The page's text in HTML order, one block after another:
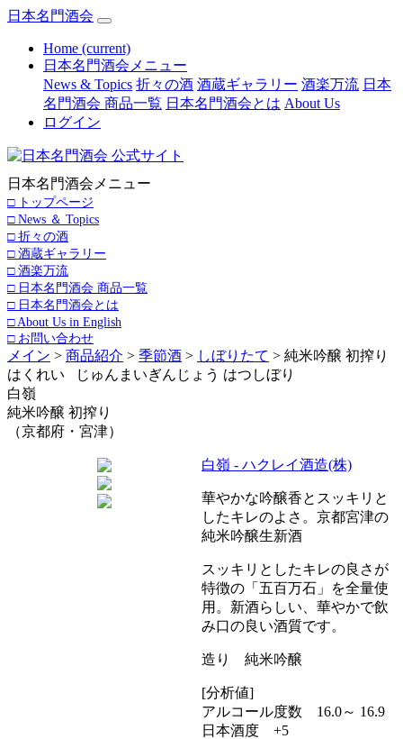
日本名門酒会
Home (current)
日本名門酒会メニュー
News & Topics 折々の酒 酒蔵ギャラリー 酒楽万流 日本
名門酒会 商品一覧 日本名門酒会とは About Us
ログイン
日本名門酒会メニュー
□ トップページ
□ News ＆ Topics
□ 折々の酒
□ 酒蔵ギャラリー
□ 酒楽万流
□ 日本名門酒会 商品一覧
□ 日本名門酒会とは
□ About Us in English
□ お問い合わせ
メイン > 商品紹介 > 季節酒 > しぼりたて > 純米吟醸 初搾り
はくれい じゅんまいぎんじょう はつしぼり
白嶺
純米吟醸 初搾り
（京都府・宮津）
白嶺 - ハクレイ酒造(株)
華やかな吟醸香とスッキリと
したキレのよさ。京都宮津の
純米吟醸生新酒
スッキリとしたキレの良さが
特徴の「五百万石」を全量使
用。新酒らしい、華やかで飲
み口の良い酒質です。
造り 純米吟醸
[分析値]
アルコール度数 16.0～ 16.9
日本酒度 +5